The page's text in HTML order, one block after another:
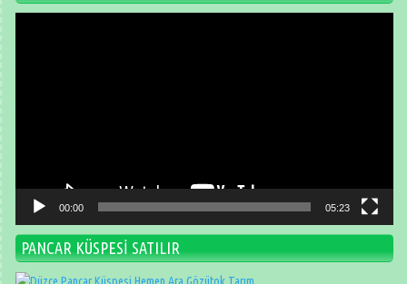
00:00 05:23
PANCAR KÜSPESİ SATILIR